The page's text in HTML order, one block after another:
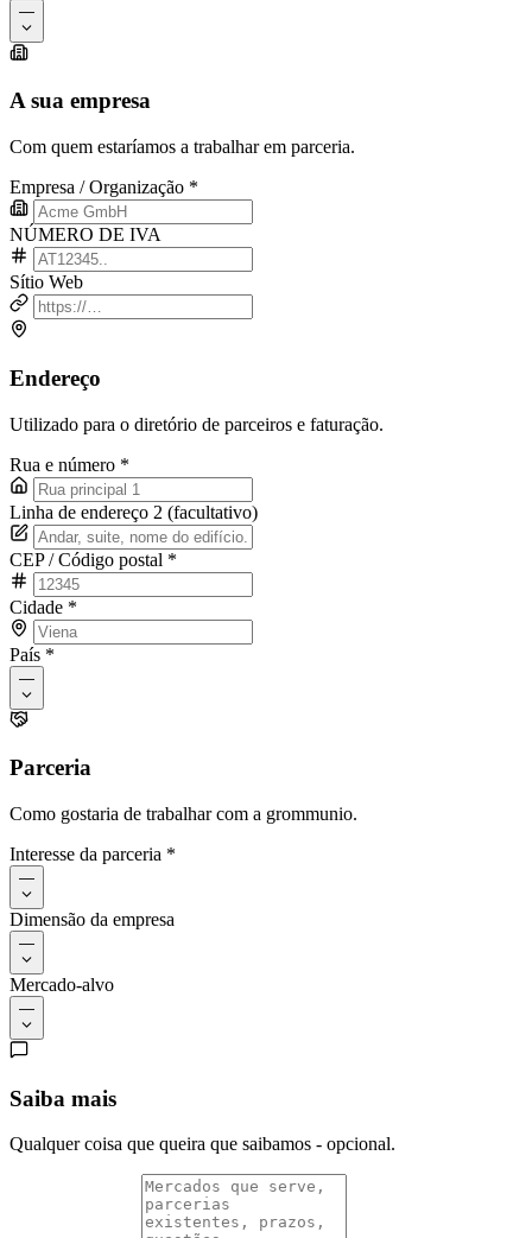
—
A sua empresa
Com quem estaríamos a trabalhar em parceria.
Empresa / Organização *
NÚMERO DE IVA
Sítio Web
Endereço
Utilizado para o diretório de parceiros e faturação.
Rua e número *
Linha de endereço 2 (facultativo)
CEP / Código postal *
Cidade *
País *
—
Parceria
Como gostaria de trabalhar com a grommunio.
Interesse da parceria *
—
Dimensão da empresa
—
Mercado-alvo
—
Saiba mais
Qualquer coisa que queira que saibamos - opcional.